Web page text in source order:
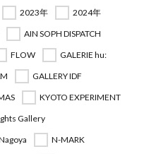
2023年
2024年
AIN SOPH DISPATCH
FLOW
GALERIE hu:
GALLERY IDF
KYOTO EXPERIMENT
Gallery
N-MARK